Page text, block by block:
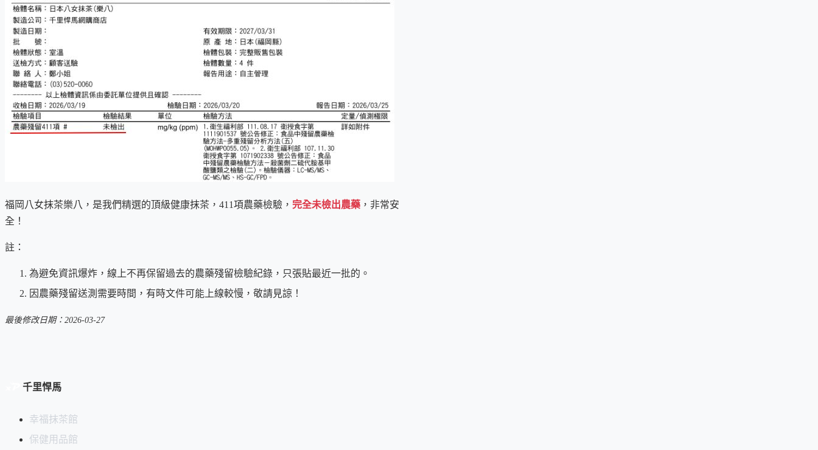
福岡八女抹茶樂八，是我們精選的頂級健康抹茶，411項農藥檢驗， 完全未檢出農藥 ，非常安
全！
註：
為避免資訊爆炸，線上不再保留過去的農藥殘留檢驗紀錄，只張貼最近一批的。
因農藥殘留送測需要時間，有時文件可能上線較慢，敬請見諒！
最後修改日期：2026-03-27
千里悍馬
幸福抹茶館
保健用品館